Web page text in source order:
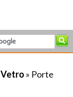
Vetro » Porte